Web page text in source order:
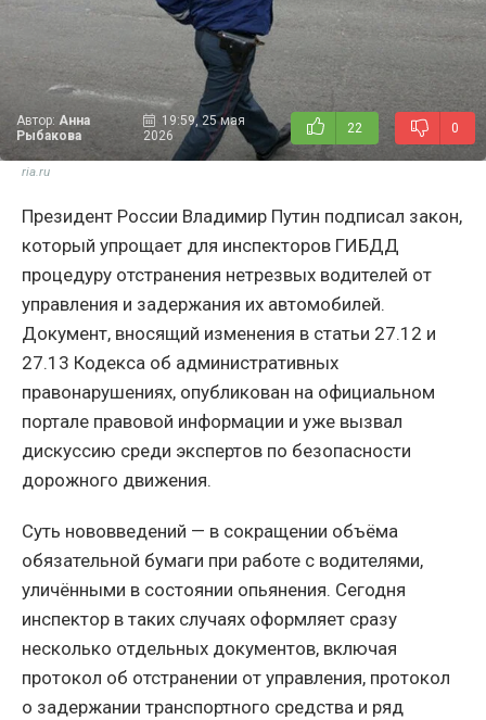
Автор: Анна
Рыбакова
19:59, 25 мая
2026
22 0
ria.ru
Президент России Владимир Путин подписал закон,
который упрощает для инспекторов ГИБДД
процедуру отстранения нетрезвых водителей от
управления и задержания их автомобилей.
Документ, вносящий изменения в статьи 27.12 и
27.13 Кодекса об административных
правонарушениях, опубликован на официальном
портале правовой информации и уже вызвал
дискуссию среди экспертов по безопасности
дорожного движения.
Суть нововведений — в сокращении объёма
обязательной бумаги при работе с водителями,
уличёнными в состоянии опьянения. Сегодня
инспектор в таких случаях оформляет сразу
несколько отдельных документов, включая
протокол об отстранении от управления, протокол
о задержании транспортного средства и ряд